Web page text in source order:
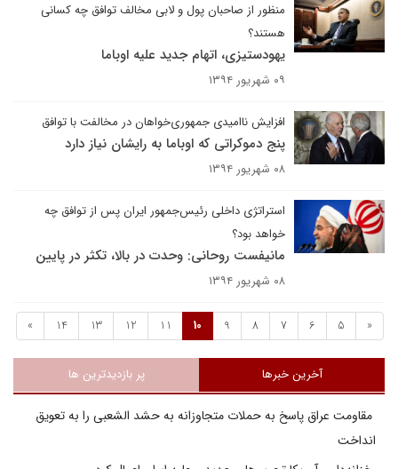
منظور از صاحبان پول و لابی مخالف توافق چه کسانی
هستند؟
یهودستیزی، اتهام جدید علیه اوباما
۰۹ شهریور ۱۳۹۴
افزایش ناامیدی جمهوری‌خواهان در مخالفت با توافق
پنج دموکراتی که اوباما به رایشان نیاز دارد
۰۸ شهریور ۱۳۹۴
استراتژی داخلی رئیس‌جمهور ایران پس از توافق چه
خواهد بود؟
مانیفست روحانی: وحدت در بالا، تکثر در پایین
۰۸ شهریور ۱۳۹۴
«
5
6
7
8
9
10
11
12
13
14
»
آخرین خبرها پر بازدیدترین ها
مقاومت عراق پاسخ به حملات متجاوزانه به حشد الشعبی را به تعویق
انداخت